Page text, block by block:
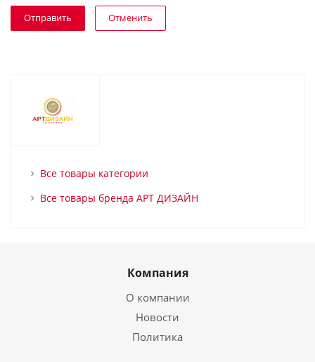
Отменить
Все товары категории
Все товары бренда АРТ ДИЗАЙН
Компания
О компании
Новости
Политика